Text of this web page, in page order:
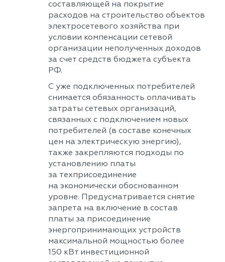
составляющей на покрытие
расходов на строительство объектов
электросетевого хозяйства при
условии компенсации сетевой
организации неполученных доходов
за счет средств бюджета субъекта
РФ.
С уже подключенных потребителей
снимается обязанность оплачивать
затраты сетевых организаций,
связанных с подключением новых
потребителей (в составе конечных
цен на электрическую энергию),
также закрепляются подходы по
установлению платы
за техприсоединение
на экономически обоснованном
уровне. Предусматривается снятие
запрета на включение в состав
платы за присоединение
энергопринимающих устройств
максимальной мощностью более
150 кВт инвестиционной